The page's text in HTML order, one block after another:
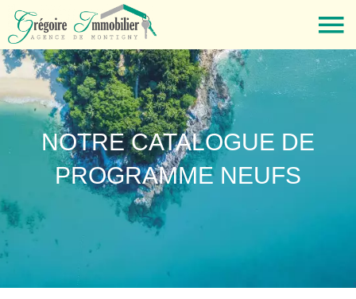
NOTRE CATALOGUE DE
PROGRAMME NEUFS